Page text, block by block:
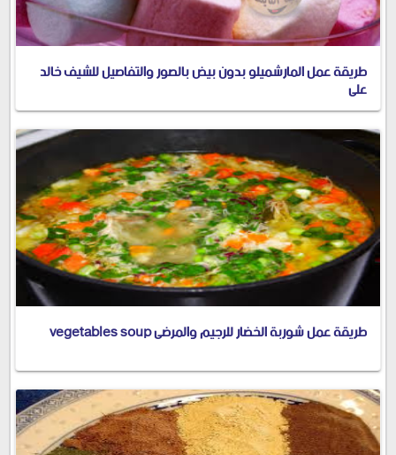
طريقة عمل المارشميلو بدون بيض بالصور والتفاصيل للشيف خالد
على
طريقة عمل شوربة الخضار للرجيم والمرضى vegetables soup